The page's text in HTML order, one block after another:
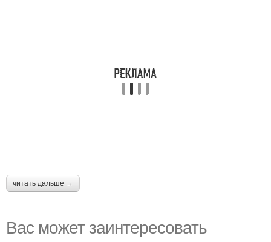
читать дальше →
Вас может заинтересовать